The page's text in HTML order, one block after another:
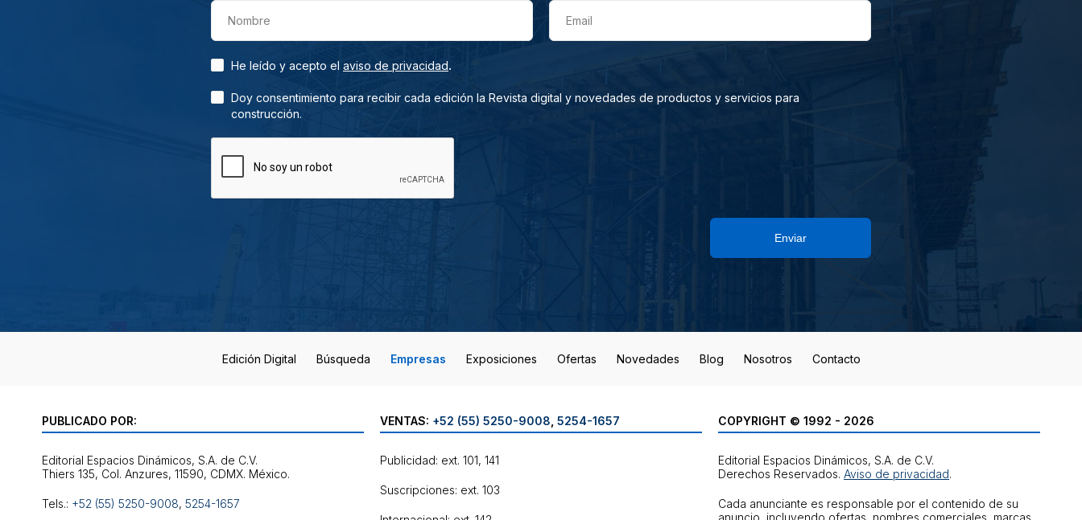
Nombre Email
He leído y acepto el aviso de privacidad.
Doy consentimiento para recibir cada edición la Revista digital y novedades de productos y servicios para
construcción.
Enviar
Edición Digital Búsqueda Empresas Exposiciones Ofertas Novedades Blog Nosotros Contacto
PUBLICADO POR:
Editorial Espacios Dinámicos, S.A. de C.V.
Tels.: +52 (55) 5250-9008, 5254-1657
VENTAS: +52 (55) 5250-9008 5254-1657
Publicidad: ext. 101, 141
Suscripciones: ext. 103
COPYRIGHT © 1992 - 2026
Editorial Espacios Dinámicos, S.A. de C.V.
Derechos Reservados. Aviso de privacidad.
Cada anunciante es responsable por el contenido de su
anuncio, incluyendo ofertas, nombres comerciales, marcas